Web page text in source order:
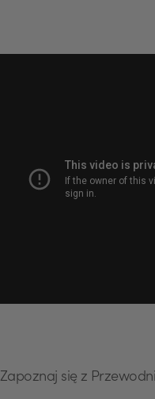
Zapoznaj się z